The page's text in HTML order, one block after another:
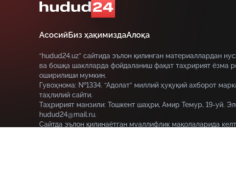
АсосийБиз ҳақимиздаАлоқа
“hudud24.uz” сайтида эълон қилинган материаллардан
ва бошқа шаклларда фойдаланиш фақат таҳририят ёзма
оширилиши мумкин.
Гувоҳнома: №1334. “Адолат” миллий ҳуқуқий ахборот
таҳлилий сайти.
Таҳририят манзили: Тошкент шаҳри, Амир Темур, 19-уй.
hudud24@mail.ru.
Сайтда эълон қилинаётган муаллифлик мақолаларида